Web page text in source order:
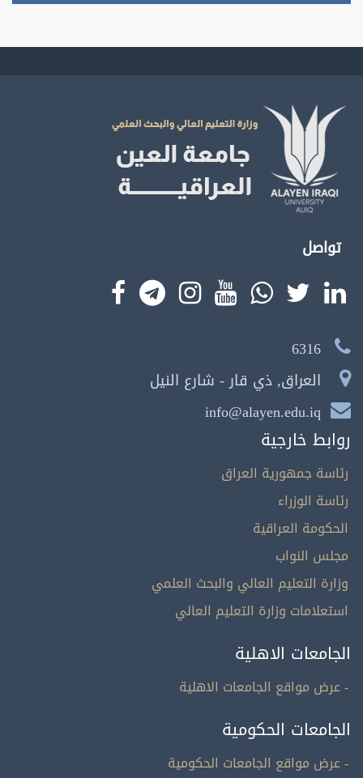
تواصل
6316
العراق, ذي قار - شارع النيل
info@alayen.edu.iq
روابط خارجية
رئاسة جمهورية العراق
رئاسة الوزراء
الحكومة العراقية
مجلس النواب
وزارة التعليم العالي والبحث العلمي
استعلامات وزارة التعليم العالي
الجامعات الاهلية
- عرض مواقع الجامعات الاهلية
الجامعات الحكومية
- عرض مواقع الجامعات الحكومية